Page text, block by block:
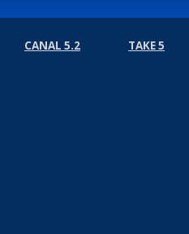
CANAL 5.2 TAKE 5